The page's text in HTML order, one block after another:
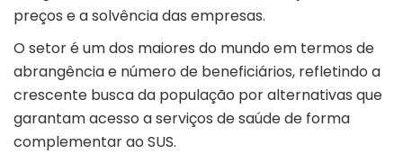
preços e a solvência das empresas.
O setor é um dos maiores do mundo em termos de
abrangência e número de beneficiários, refletindo a
crescente busca da população por alternativas que
garantam acesso a serviços de saúde de forma
complementar ao SUS.